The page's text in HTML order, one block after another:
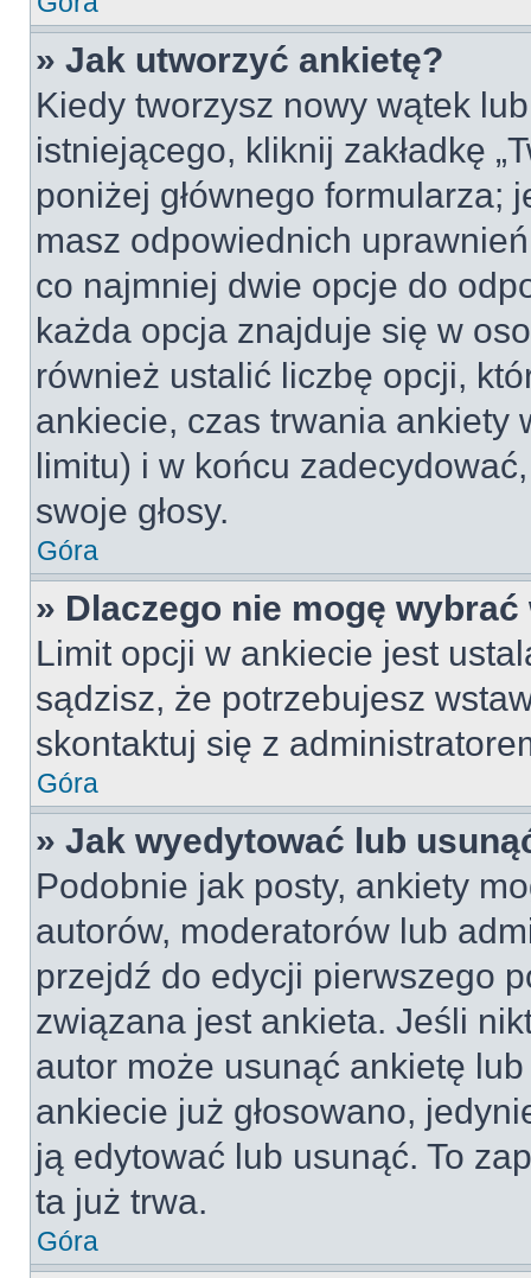
» Jak utworzyć ankietę?
Kiedy tworzysz nowy wątek
istniejącego, kliknij zakładkę
poniżej głównego formularza;
masz odpowiednich
co najmniej dwie opcje do
każda opcja znajduje się w
również ustalić liczbę opcji,
ankiecie, czas trwania ankiety
limitu) i w końcu
swoje głosy.
Góra
» Dlaczego nie mogę
Limit opcji w ankiecie jest
sądzisz, że potrzebujesz
skontaktuj się z
Góra
» Jak wyedytować lub
Podobnie jak posty, ankiety
autorów, moderatorów lub
przejdź do edycji pierwszego
związana jest ankieta. Jeśli
autor może usunąć ankietę
ankiecie już głosowano,
ją edytować lub usunąć. To
ta już trwa.
Góra